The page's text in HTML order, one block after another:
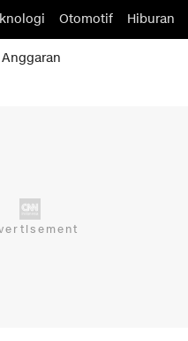
Otomotif Hiburan